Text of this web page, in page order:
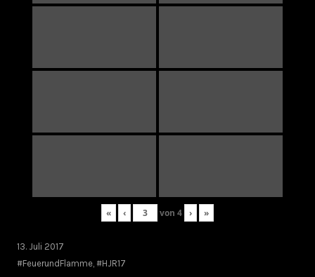
« ‹ von 4 › »
13. Juli 2017
#FeuerundFlamme #HJR17